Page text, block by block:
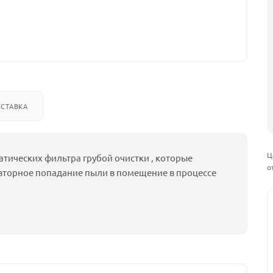
фильтра грубой очистки , которые
попадание пыли в помещение в процессе